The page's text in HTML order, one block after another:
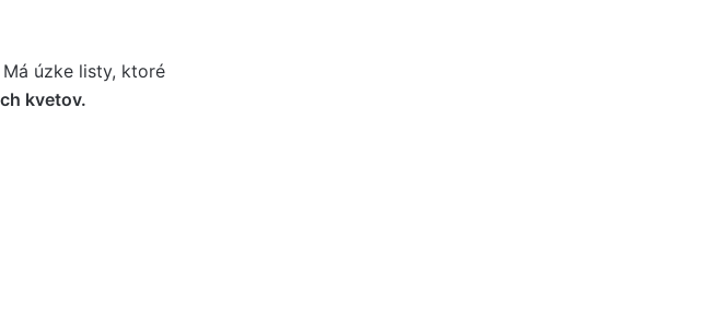
Má úzke listy, ktoré
kvetov.